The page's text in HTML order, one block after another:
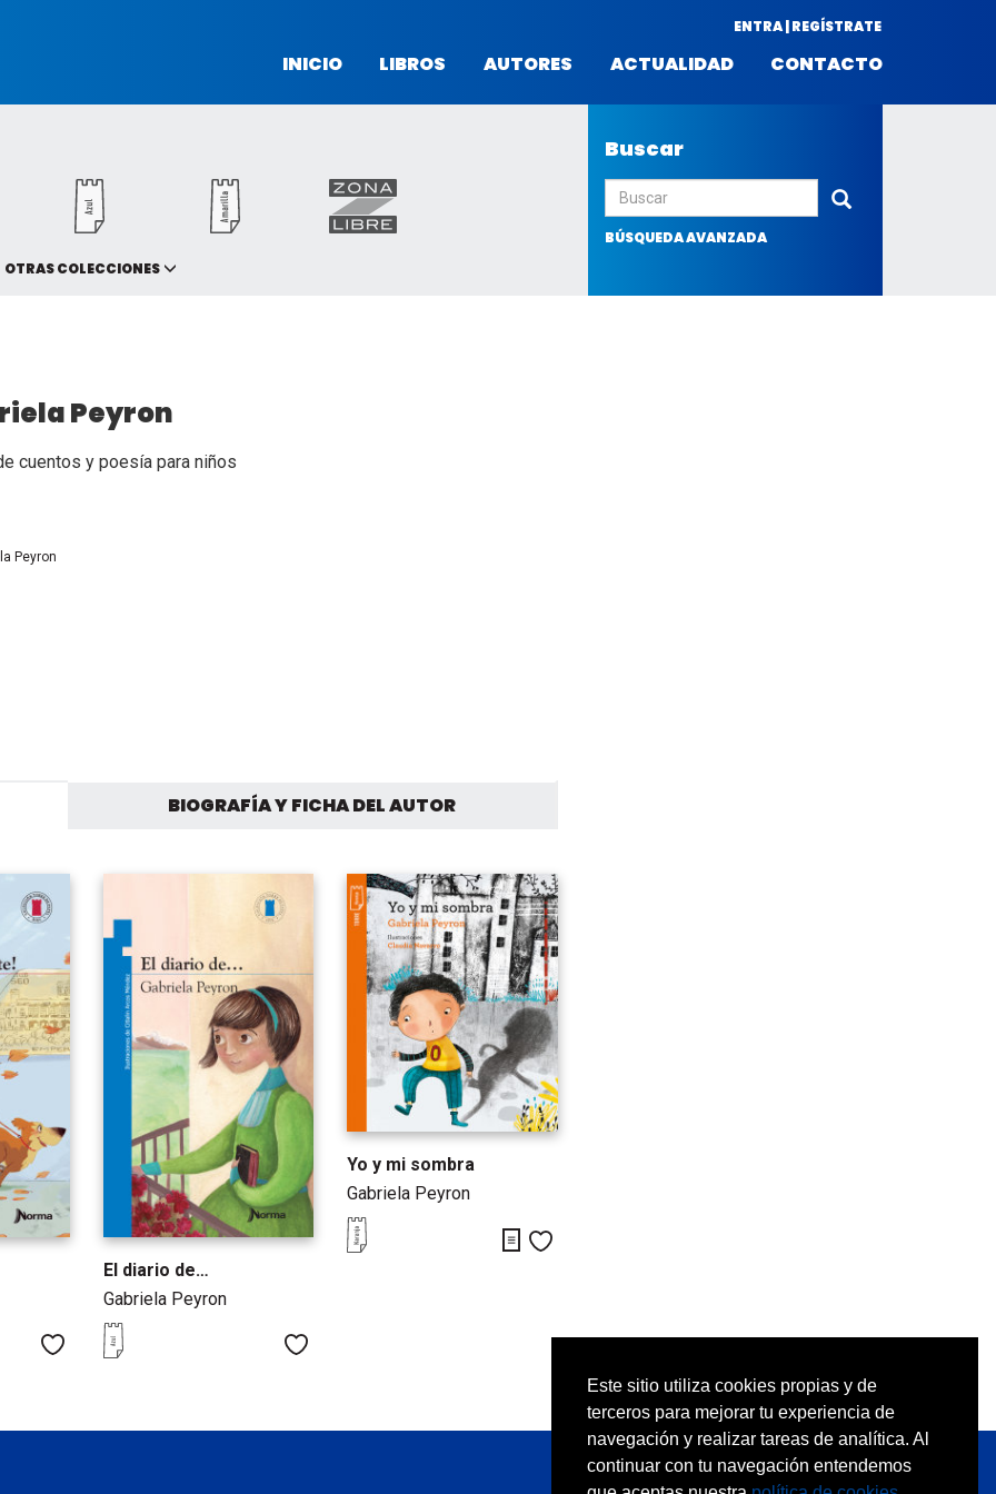
Este sitio utiliza cookies propias y de
terceros para mejorar tu experiencia de
navegación y realizar tareas de analítica. Al
continuar con tu navegación entendemos
ENTRA | REGÍSTRATE
INICIO LIBROS AUTORES ACTUALIDAD CONTACTO
OTRAS COLECCIONES
Buscar
BÚSQUEDA AVANZADA
Peyron
cuentos y poesía para niños
Peyron
BIOGRAFÍA Y FICHA DEL AUTOR
de Yo soy yo
Me gusta
El diario de…
Gabriela Peyron
Yo y mi sombra
Gabriela Peyron
Descargar y leer primeras páginas de Yo y mi sombra
Me gusta
Síguenos en Facebook